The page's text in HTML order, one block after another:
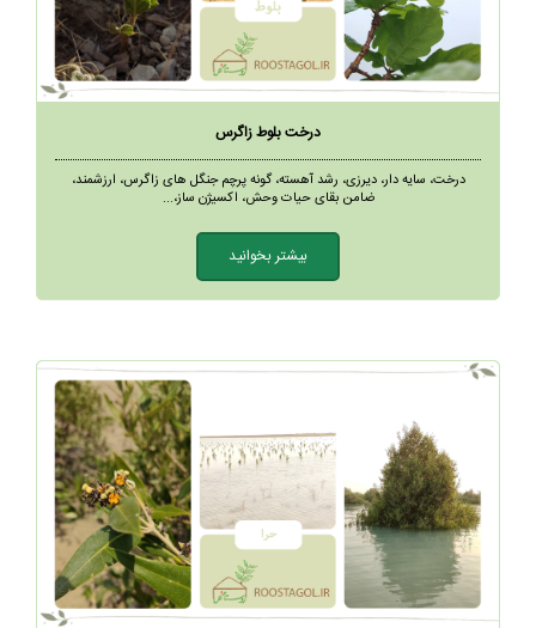
درخت بلوط زاگرس
درخت، سایه دار، دیرزی، رشد آهسته، گونه پرچم جنگل های زاگرس، ارزشمند،
ضامن بقای حیات وحش، اکسیژن ساز،...
بیشتر بخوانید